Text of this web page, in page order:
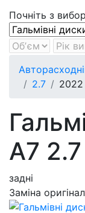
Почніть з
2.7
2022
A7
задні
Заміна